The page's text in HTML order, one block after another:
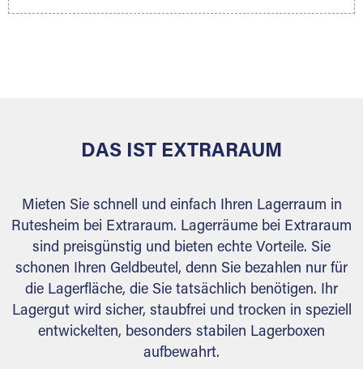
Ihr Lagergut wird bei Ihrem Extraraum Partner
DAS IST EXTRARAUM
Mieten Sie schnell und einfach Ihren Lagerraum in
Rutesheim bei Extraraum. Lagerräume bei Extraraum
sind preisgünstig und bieten echte Vorteile. Sie
schonen Ihren Geldbeutel, denn Sie bezahlen nur für
die Lagerfläche, die Sie tatsächlich benötigen. Ihr
Lagergut wird sicher, staubfrei und trocken in speziell
entwickelten, besonders stabilen Lagerboxen
aufbewahrt.